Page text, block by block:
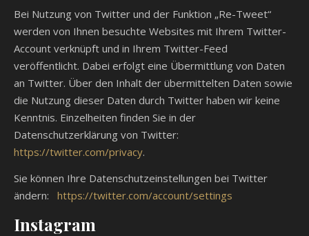
Bei Nutzung von Twitter und der Funktion „Re-Tweet“
werden von Ihnen besuchte Websites mit Ihrem Twitter-
Account verknüpft und in Ihrem Twitter-Feed
veröffentlicht. Dabei erfolgt eine Übermittlung von Daten
an Twitter. Über den Inhalt der übermittelten Daten sowie
die Nutzung dieser Daten durch Twitter haben wir keine
Kenntnis. Einzelheiten finden Sie in der
Datenschutzerklärung von Twitter:
https://twitter.com/privacy.
Sie können Ihre Datenschutzeinstellungen bei Twitter
ändern: https://twitter.com/account/settings
Instagram